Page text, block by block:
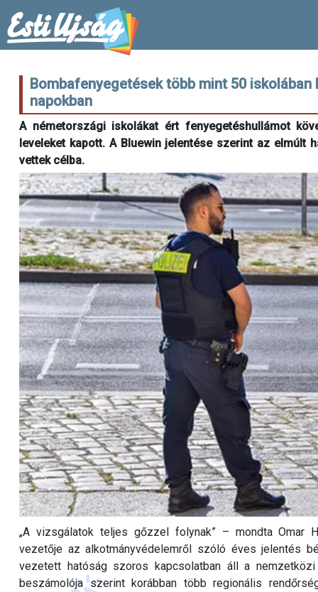
Bombafenyegetések több mint 50
napokban
A németországi iskolákat ért fenyegetéshullámot
leveleket kapott. A Bluewin jelentése szerint az elmúlt
vettek célba.
„A vizsgálatok teljes gőzzel folynak” – mondta Omar
vezetője az alkotmányvédelemről szóló éves jelentés
vezetett hatóság szoros kapcsolatban áll a
beszámolója szerint korábban több regionális